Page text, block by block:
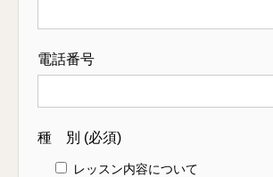
電話番号
種 別 (必須)
レッスン内容について